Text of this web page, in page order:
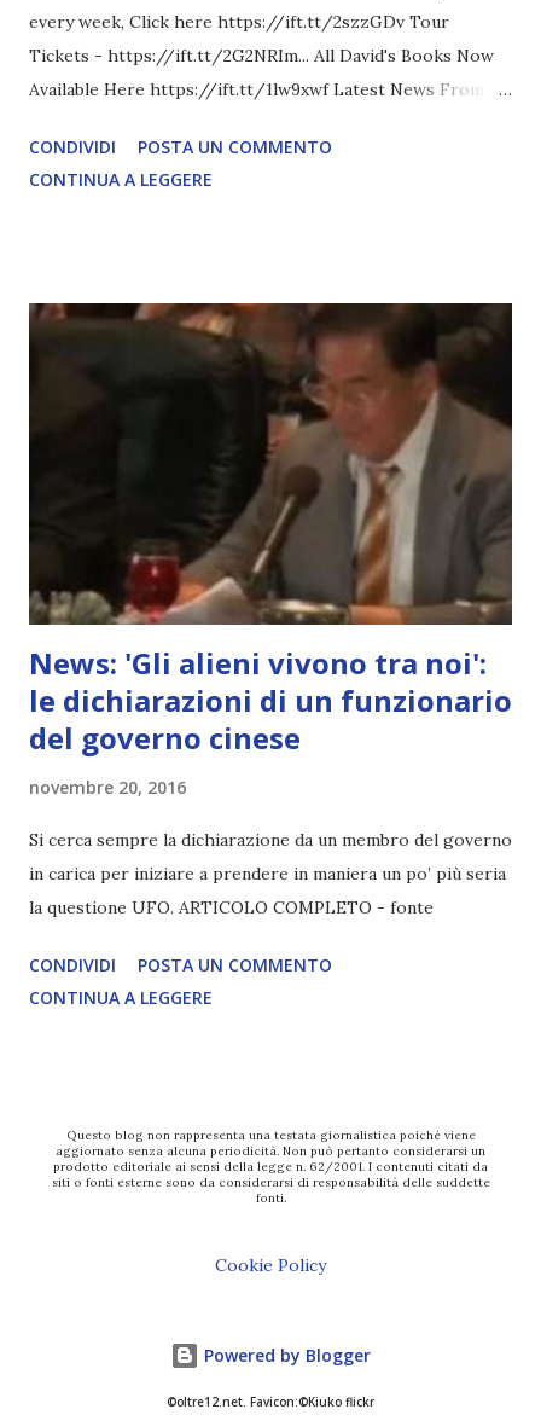
every week, Click here https://ift.tt/2szzGDv Tour
Tickets - https://ift.tt/2G2NRIm... All David's Books Now
Available Here https://ift.tt/1lw9xwf Latest News From
COMPLETO - fonte
CONDIVIDI
POSTA UN COMMENTO
CONTINUA A LEGGERE
News: 'Gli alieni vivono tra noi':
le dichiarazioni di un funzionario
del governo cinese
novembre 20, 2016
Si cerca sempre la dichiarazione da un membro del governo
in carica per iniziare a prendere in maniera un po’ più seria
la questione UFO. ARTICOLO COMPLETO - fonte
CONDIVIDI
POSTA UN COMMENTO
CONTINUA A LEGGERE
Questo blog non rappresenta una testata giornalistica poiché viene
aggiornato senza alcuna periodicità. Non può pertanto considerarsi un
prodotto editoriale ai sensi della legge n. 62/2001. I contenuti citati da
siti o fonti esterne sono da considerarsi di responsabilità delle suddette
fonti.
Cookie Policy
Powered by Blogger
©oltre12.net. Favicon:©Kiuko flickr